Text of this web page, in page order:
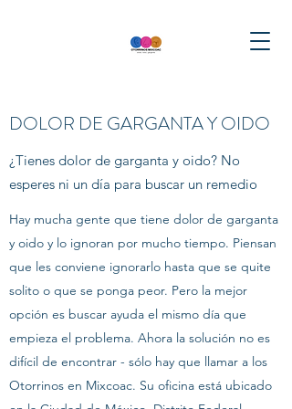
DOLOR DE GARGANTA Y OIDO
¿Tienes dolor de garganta y oido? No
esperes ni un día para buscar un remedio
Hay mucha gente que tiene dolor de garganta
y oido y lo ignoran por mucho tiempo. Piensan
que les conviene ignorarlo hasta que se quite
solito o que se ponga peor. Pero la mejor
opción es buscar ayuda el mismo día que
empieza el problema. Ahora la solución no es
difícil de encontrar - sólo hay que llamar a los
Otorrinos en Mixcoac. Su oficina está ubicado